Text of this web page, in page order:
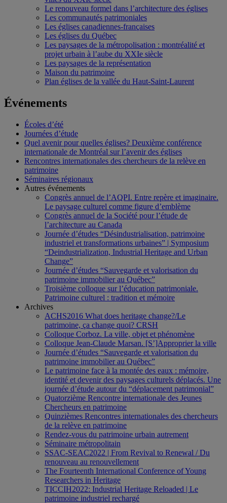
Le renouveau formel dans l’architecture des églises
Les communautés patrimoniales
Les églises canadiennes-françaises
Les églises du Québec
Les paysages de la métropolisation : montréalité et
projet urbain à l’aube du XXIe siècle
Les paysages de la représentation
Maison du patrimoine
Plan églises de la vallée du Haut-Saint-Laurent
Événements
Écoles d’été
Journées d’étude
Quel avenir pour quelles églises? Deuxième conférence
internationale de Montréal sur l’avenir des églises
Rencontres internationales des chercheurs de la relève en
patrimoine
Séminaires régionaux
Autres événements
Congrès annuel de l’AQPI. Entre repère et imaginaire.
Le paysage culturel comme figure d’emblème
Congrès annuel de la Société pour l’étude de
l’architecture au Canada
Journée d’études “Désindustrialisation, patrimoine
industriel et transformations urbaines” | Symposium
“Deindustrialization, Industrial Heritage and Urban
Change”
Journée d’études “Sauvegarde et valorisation du
patrimoine immobilier au Québec”
Troisième colloque sur l’éducation patrimoniale.
Patrimoine culturel : tradition et mémoire
Archives
ACHS2016 What does heritage change?/Le
patrimoine, ça change quoi? CRSH
Colloque Corboz. La ville, objet et phénomène
Colloque Jean-Claude Marsan. [S’]Approprier la ville
Journée d’études “Sauvegarde et valorisation du
patrimoine immobilier au Québec”
Le patrimoine face à la montée des eaux : mémoire,
identité et devenir des paysages culturels déplacés. Une
journée d’étude autour du “déplacement patrimonial”
Quatorzième Rencontre internationale des Jeunes
Chercheurs en patrimoine
Quinzièmes Rencontres internationales des chercheurs
de la relève en patrimoine
Rendez-vous du patrimoine urbain autrement
Séminaire métropolitain
SSAC-SEAC2022 | From Revival to Renewal / Du
renouveau au renouvellement
The Fourteenth International Conference of Young
Researchers in Heritage
TICCIH2022: Industrial Heritage Reloaded | Le
patrimoine industriel rechargé